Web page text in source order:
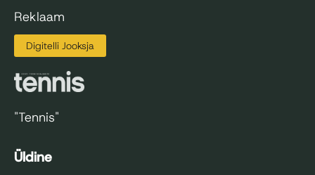
Reklaam
Digitelli Jooksja
"Tennis"
Üldine